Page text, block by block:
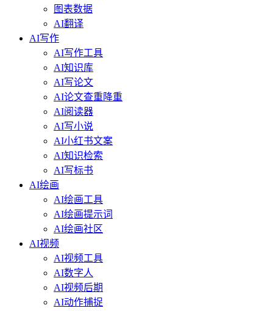
图表数据
AI翻译
AI写作
AI写作工具
AI知识库
AI写论文
AI论文查重降重
AI阅读器
AI写小说
AI小红书文案
AI知识检索
AI写标书
AI绘画
AI绘画工具
AI绘画提示词
AI绘画社区
AI视频
AI视频工具
AI数字人
AI视频后期
AI动作捕捉